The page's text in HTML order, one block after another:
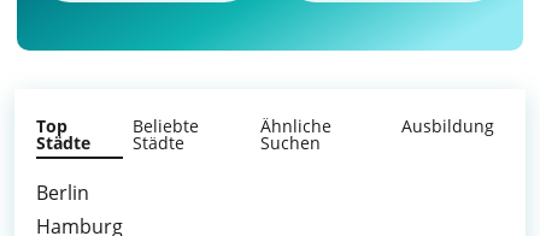
Top
Städte
Beliebte
Städte
Ähnliche
Suchen
Ausbildung
Berlin
Hamburg